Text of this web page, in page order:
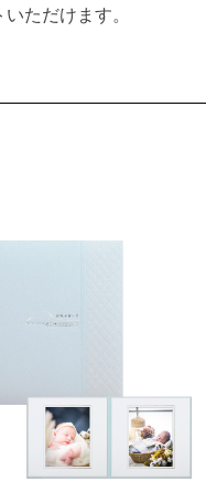
ただけます。